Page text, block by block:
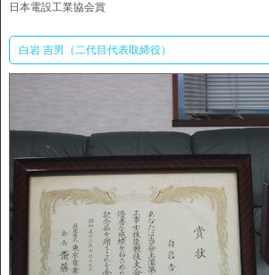
日本電設工業協会賞
白岩 吉男（二代目代表取締役）